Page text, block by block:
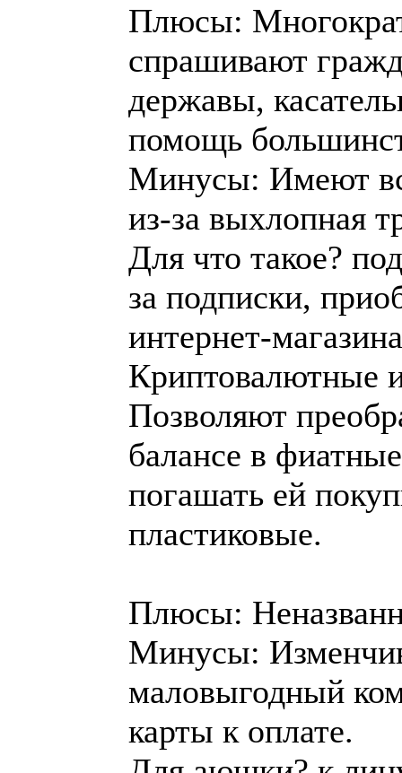
Плюсы:
спрашивают
державы,
помощь
Минусы: Имеют
из-за выхлопная
Для что такое?
за подписки,
интернет-
Криптовалютные
Позволяют
балансе в
погашать ей
пластиковые.
Плюсы:
Минусы:
маловыгодный
карты к оплате.